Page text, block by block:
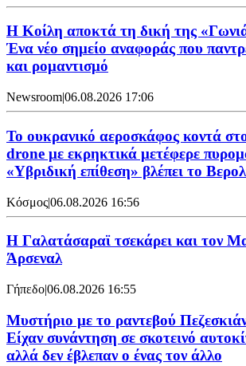
Η Κοίλη αποκτά τη δική της
Ένα νέο σημείο αναφοράς που
και ρομαντισμό
Newsroom|06.08.2026 17:06
Το ουκρανικό αεροσκάφος κοντά
drone με εκρηκτικά μετέφερε
«Υβριδική επίθεση» βλέπει το
Κόσμος|06.08.2026 16:56
H Γαλατάσαραϊ τσεκάρει και τον
Άρσεναλ
Γήπεδο|06.08.2026 16:55
Μυστήριο με το ραντεβού
Είχαν συνάντηση σε σκοτεινό
αλλά δεν έβλεπαν ο ένας τον άλλο